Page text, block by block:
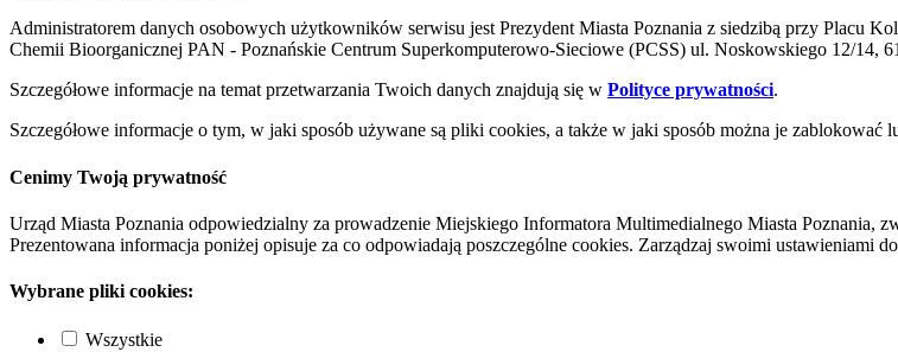
Administratorem danych osobowych użytkowników serwisu jest Prezydent Miasta Poznania z siedzibą przy Placu
Chemii Bioorganicznej PAN - Poznańskie Centrum Superkomputerowo-Sieciowe (PCSS) ul. Noskowskiego 12/14,
Szczegółowe informacje na temat przetwarzania Twoich danych znajdują się w Polityce prywatności.
Szczegółowe informacje o tym, w jaki sposób używane są pliki cookies, a także w jaki sposób można je zablokować
Cenimy Twoją prywatność
Urząd Miasta Poznania odpowiedzialny za prowadzenie Miejskiego Informatora Multimedialnego Miasta Poznania,
Prezentowana informacja poniżej opisuje za co odpowiadają poszczególne cookies. Zarządzaj swoimi ustawieniami
Wybrane pliki cookies:
Wszystkie